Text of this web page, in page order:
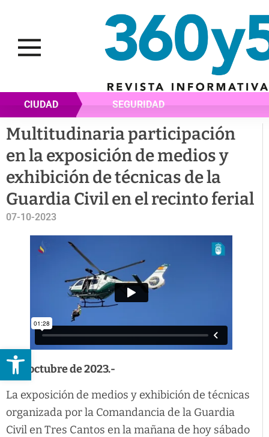
Abrir barra de herramientas
CIUDAD SEGURIDAD
Multitudinaria participación
en la exposición de medios y
exhibición de técnicas de la
Guardia Civil en el recinto ferial
07-10-2023
7 de octubre de 2023.-
La exposición de medios y exhibición de técnicas
organizada por la Comandancia de la Guardia
Civil en Tres Cantos en la mañana de hoy sábado